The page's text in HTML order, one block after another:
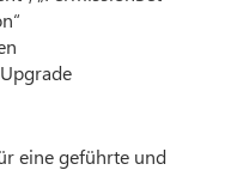
eine geführte und